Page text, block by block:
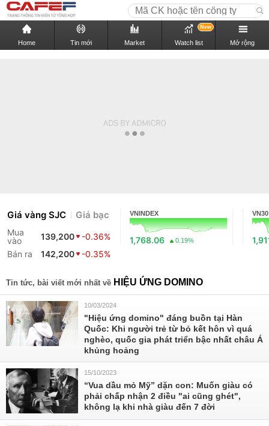
Home Tin mới Market Watch list
New
Mở rộng
Giá vàng SJC Giá bạc
Mua
vào
139,200
-0.36%
Bán ra
142,200 -0.35%
VNINDEX
1,768.06 0.19%
VN30
Tin tức, bài viết mới nhất về HIỆU ỨNG DOMINO
10/03/2024
"Hiệu ứng domino" đáng buồn tại Hàn
Quốc: Khi người trẻ từ bỏ kết hôn vì quá
nghèo, quốc gia phát triển bậc nhất châu Á
khủng hoảng
15/10/2023
“Vua dầu mỏ Mỹ” dặn con: Muốn giàu có
phải chấp nhận 2 điều "ai cũng ghét",
không lạ khi nhà giàu đến 7 đời